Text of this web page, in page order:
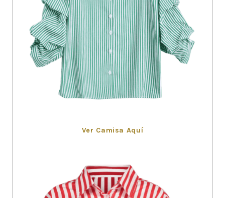
Ver Camisa Aquí